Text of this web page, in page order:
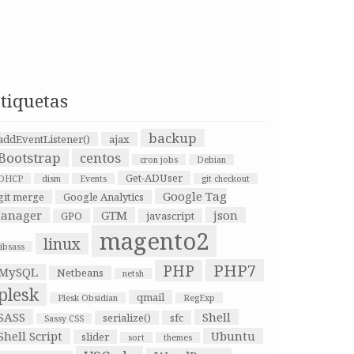
ajax
backup
centos cron jobs
Debian
dism Events Get-ADUser git checkout
merge Google Analytics
Google Tag
GPO GTM javascript json
linux magento2
Netbeans netsh PHP PHP7
Plesk Obsidian qmail RegExp
Sassy CSS serialize() sfc
Shell
Script
slider sort themes Ubuntu